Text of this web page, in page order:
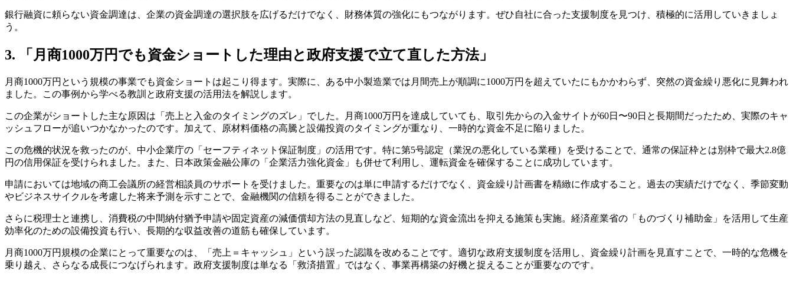
銀行融資に頼らない資金調達は、企業の資金調達の選択肢を広げるだけでなく、財務体質の強化にもつながります。ぜひ自社に合った支援制度を見つけ、積極的に活用していきましょ
う。
3. 「月商1000万円でも資金ショートした理由と政府支援で立て直した方法」
月商1000万円という規模の事業でも資金ショートは起こり得ます。実際に、ある中小製造業では月間売上が順調に1000万円を超えていたにもかかわらず、突然の資金繰り悪化に見舞われ
ました。この事例から学べる教訓と政府支援の活用法を解説します。
この企業がショートした主な原因は「売上と入金のタイミングのズレ」でした。月商1000万円を達成していても、取引先からの入金サイトが60日〜90日と長期間だったため、実際のキャ
ッシュフローが追いつかなかったのです。加えて、原材料価格の高騰と設備投資のタイミングが重なり、一時的な資金不足に陥りました。
この危機的状況を救ったのが、中小企業庁の「セーフティネット保証制度」の活用です。特に第5号認定（業況の悪化している業種）を受けることで、通常の保証枠とは別枠で最大2.8億
円の信用保証を受けられました。また、日本政策金融公庫の「企業活力強化資金」も併せて利用し、運転資金を確保することに成功しています。
申請においては地域の商工会議所の経営相談員のサポートを受けました。重要なのは単に申請するだけでなく、資金繰り計画書を精緻に作成すること。過去の実績だけでなく、季節変動
やビジネスサイクルを考慮した将来予測を示すことで、金融機関の信頼を得ることができました。
さらに税理士と連携し、消費税の中間納付猶予申請や固定資産の減価償却方法の見直しなど、短期的な資金流出を抑える施策も実施。経済産業省の「ものづくり補助金」を活用して生産
効率化のための設備投資も行い、長期的な収益改善の道筋も確保しています。
月商1000万円規模の企業にとって重要なのは、「売上＝キャッシュ」という誤った認識を改めることです。適切な政府支援制度を活用し、資金繰り計画を見直すことで、一時的な危機を
乗り越え、さらなる成長につなげられます。政府支援制度は単なる「救済措置」ではなく、事業再構築の好機と捉えることが重要なのです。